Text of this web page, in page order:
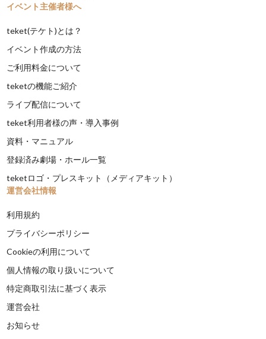
イベント主催者様へ
teket(テケト)とは？
イベント作成の方法
ご利用料金について
teketの機能ご紹介
ライブ配信について
teket利用者様の声・導入事例
資料・マニュアル
登録済み劇場・ホール一覧
teketロゴ・プレスキット（メディアキット）
運営会社情報
利用規約
プライバシーポリシー
Cookieの利用について
個人情報の取り扱いについて
特定商取引法に基づく表示
運営会社
お知らせ